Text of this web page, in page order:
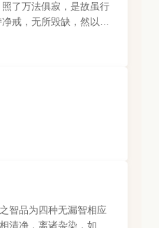
了万法俱寂，是故虽行
戒，无所毁缺，然以空
智品为四种无漏智相应
清净，离诸杂染，如大